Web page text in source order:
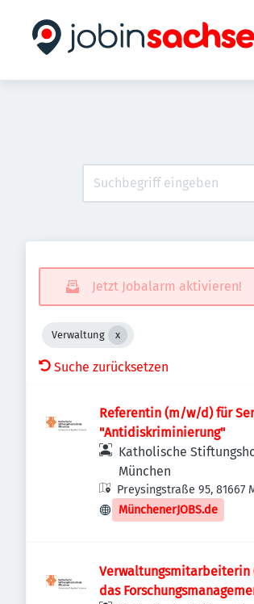
Jetzt Jobalarm aktivieren!
Verwaltung
Suche zurücksetzen
Referentin (m/w/d) für
"Antidiskriminierung"
Katholische
München
Preysingstraße 95, 81667
Deutschland
MünchenerJOBS.de
das